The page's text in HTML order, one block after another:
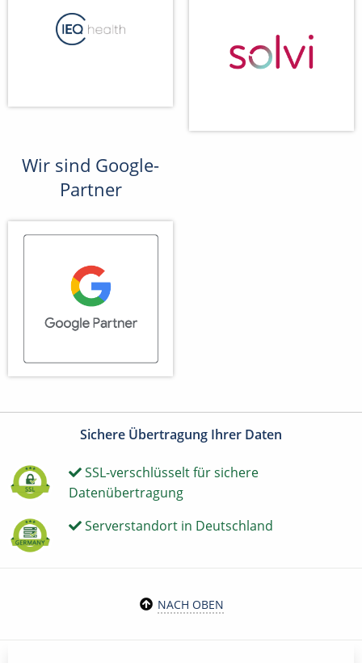
Wir sind Google-
Partner
Sichere Übertragung Ihrer Daten
SSL-verschlüsselt für sichere
Datenübertragung
Serverstandort in Deutschland
NACH OBEN